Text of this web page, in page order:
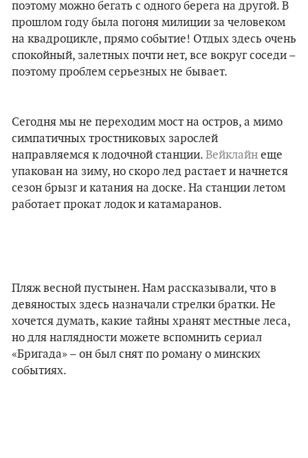
поэтому можно бегать с одного берега на другой. В
прошлом году была погоня милиции за человеком
на квадроцикле, прямо событие! Отдых здесь очень
спокойный, залетных почти нет, все вокруг соседи –
поэтому проблем серьезных не бывает.
Сегодня мы не переходим мост на остров, а мимо
симпатичных тростниковых зарослей
направляемся к лодочной станции. Вейклайн еще
упакован на зиму, но скоро лед растает и начнется
сезон брызг и катания на доске. На станции летом
работает прокат лодок и катамаранов.
Пляж весной пустынен. Нам рассказывали, что в
девяностых здесь назначали стрелки братки. Не
хочется думать, какие тайны хранят местные леса,
но для наглядности можете вспомнить сериал
«Бригада» – он был снят по роману о минских
событиях.